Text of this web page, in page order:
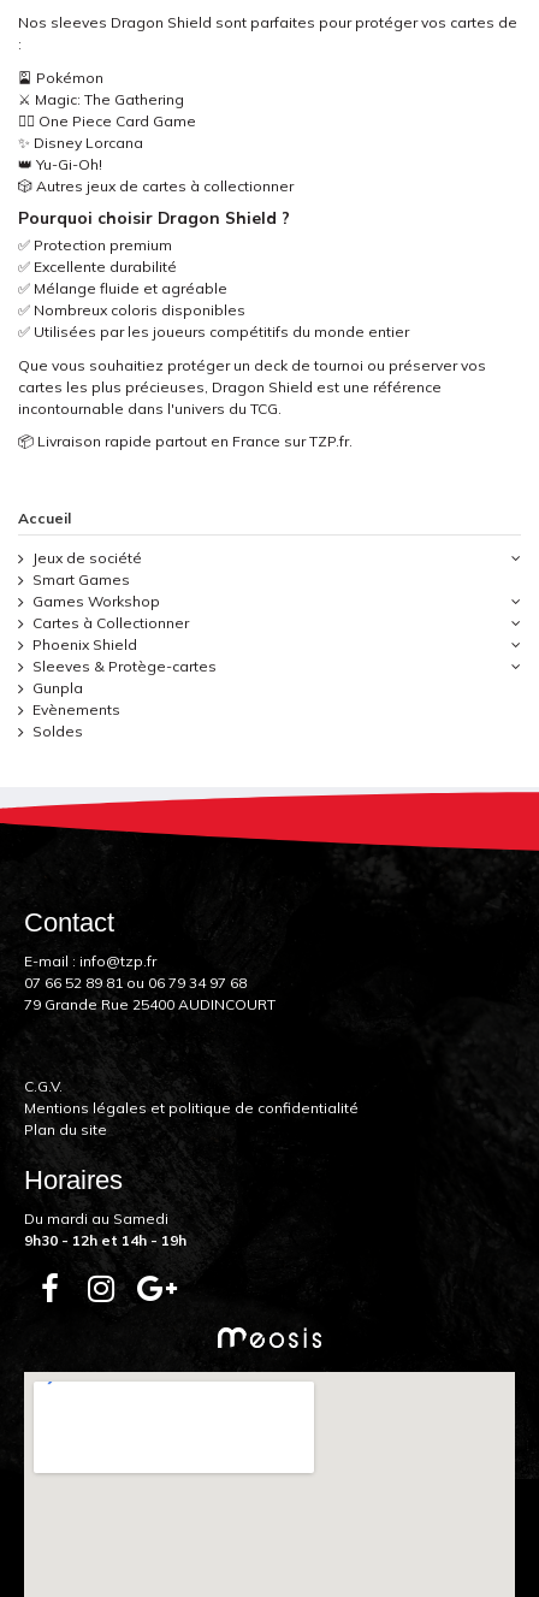
Nos sleeves Dragon Shield sont parfaites pour protéger vos cartes de
:
🎴 Pokémon
⚔️ Magic: The Gathering
🏴‍☠️ One Piece Card Game
✨ Disney Lorcana
👑 Yu-Gi-Oh!
🎲 Autres jeux de cartes à collectionner
Pourquoi choisir Dragon Shield ?
✅ Protection premium
✅ Excellente durabilité
✅ Mélange fluide et agréable
✅ Nombreux coloris disponibles
✅ Utilisées par les joueurs compétitifs du monde entier
Que vous souhaitiez protéger un deck de tournoi ou préserver vos
cartes les plus précieuses, Dragon Shield est une référence
incontournable dans l'univers du TCG.
📦 Livraison rapide partout en France sur TZP.fr.
Accueil
Jeux de société
Smart Games
Games Workshop
Cartes à Collectionner
Phoenix Shield
Sleeves & Protège-cartes
Gunpla
Evènements
Soldes
Contact
E-mail : info@tzp.fr
07 66 52 89 81 ou 06 79 34 97 68
79 Grande Rue 25400 AUDINCOURT
C.G.V.
Mentions légales et politique de confidentialité
Plan du site
Horaires
Du mardi au Samedi
9h30 - 12h et 14h - 19h